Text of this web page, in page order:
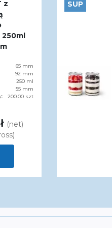
z
65 mm
92 mm
250 ml
55 mm
200.00 szt
(net)
SUP